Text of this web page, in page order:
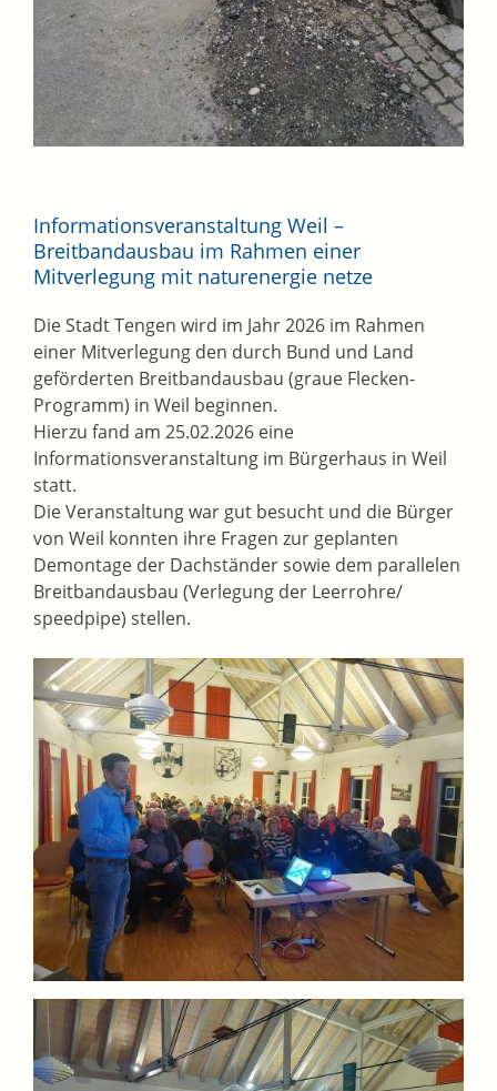
Informationsveranstaltung Weil –
Breitbandausbau im Rahmen einer
Mitverlegung mit naturenergie netze
Die Stadt Tengen wird im Jahr 2026 im Rahmen
einer Mitverlegung den durch Bund und Land
geförderten Breitbandausbau (graue Flecken-
Programm) in Weil beginnen.
Hierzu fand am 25.02.2026 eine
Informationsveranstaltung im Bürgerhaus in Weil
statt.
Die Veranstaltung war gut besucht und die Bürger
von Weil konnten ihre Fragen zur geplanten
Demontage der Dachständer sowie dem parallelen
Breitbandausbau (Verlegung der Leerrohre/
speedpipe) stellen.